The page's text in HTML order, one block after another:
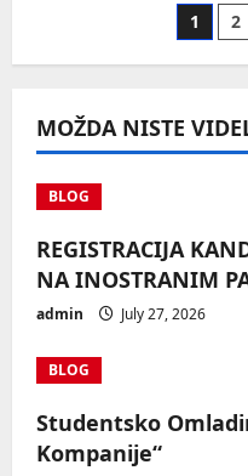
za
1 2
MOŽDA NISTE
BLOG
REGISTRACIJA
NA INOSTRANIM
admin July 27, 2026
BLOG
Studentsko
Kompanije“